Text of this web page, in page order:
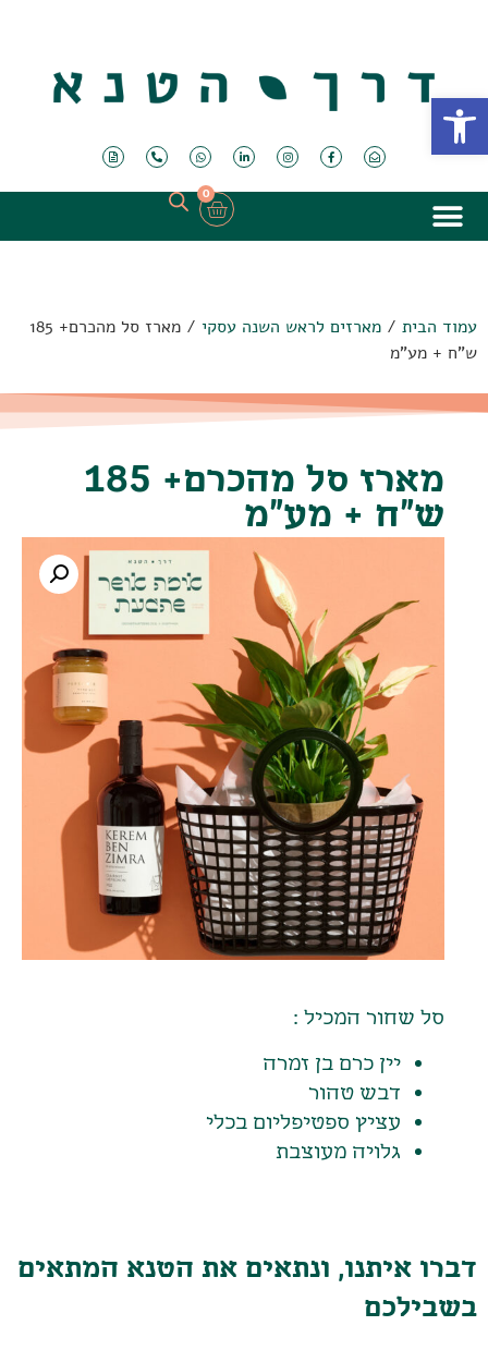
פתח סרגל נגישות
0
עמוד הבית / מארזים לראש השנה עסקי
/ מארז סל מהכרם+ 185
ש"ח + מע"מ
מארז סל מהכרם+ 185
ש"ח + מע"מ
סל שחור המכיל :
יין כרם בן זמרה
דבש טהור
עציץ ספטיפליום בכלי
גלויה מעוצבת
דברו איתנו, ונתאים את הטנא המתאים
בשבילכם